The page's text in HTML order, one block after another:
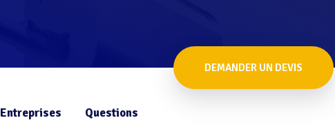
DEMANDER UN DEVIS
Entreprises Questions